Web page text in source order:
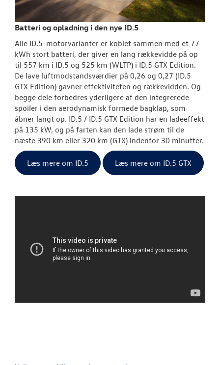
Batteri og opladning i den nye ID.5
Alle ID.5-motorvarianter er koblet sammen med et 77
kWh stort batteri, der giver en lang rækkevidde på op
til 557 km i ID.5 og 525 km (WLTP) i ID.5 GTX Edition.
De lave luftmodstandsværdier på 0,26 og 0,27 (ID.5
GTX Edition) gavner effektiviteten og rækkevidden. Og
begge dele forbedres yderligere af den integrerede
spoiler i den aerodynamisk formede bagklap, som
åbner langt op. ID.5 / ID.5 GTX Edition har en ladeeffekt
på 135 kW, og på farten kan den lade strøm til de
næste 390 km eller 320 km (GTX) indenfor 30 minutter.
Læs mere om ID.5 Læs mere om ID.5 GTX